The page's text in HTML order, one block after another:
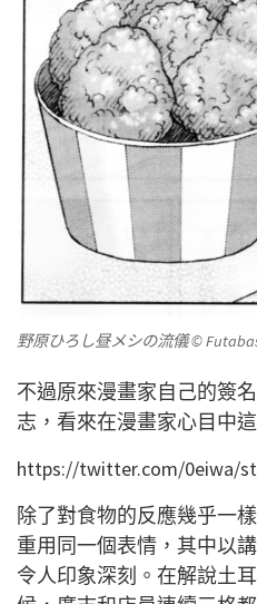
野原ひろし昼メシの流儀©
不過原來漫畫家自己的簽
志，看來在漫畫家心目中
https://twitter.com/0eiwa/
除了對食物的反應幾乎一
重用同一個表情，其中以
令人印象深刻。在解說土